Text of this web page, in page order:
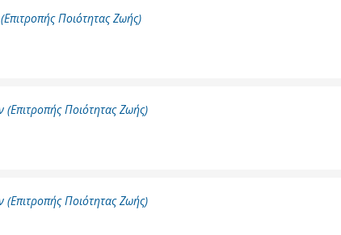
Ποιότητας Ζωής)
(Επιτροπής Ποιότητας Ζωής)
(Επιτροπής Ποιότητας Ζωής)